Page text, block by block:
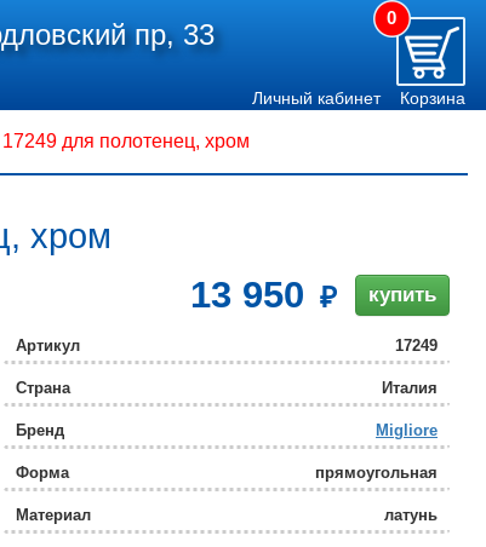
пр, 33
0
Личный кабинет Корзина
для полотенец, хром
хром
13 950 купить
Артикул 17249
Страна Италия
Бренд Migliore
Форма прямоугольная
Материал латунь